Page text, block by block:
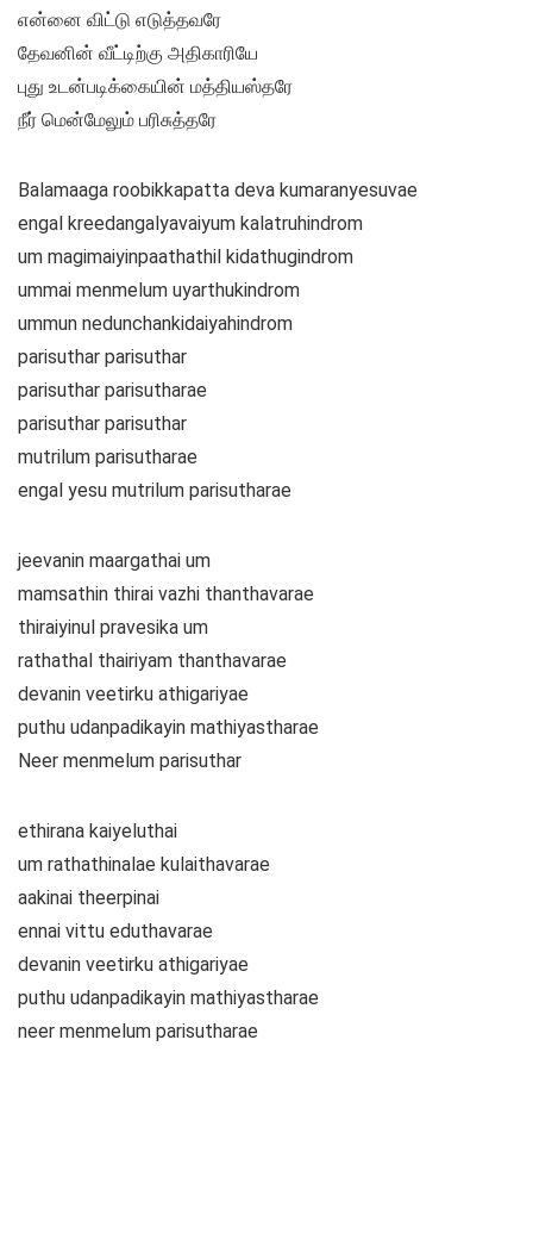
என்னை விட்டு எடுத்தவரே
தேவனின் வீட்டிற்கு அதிகாரியே
புது உடன்படிக்கையின் மத்தியஸ்தரே
நீர் மென்மேலும் பரிசுத்தரே
Balamaaga roobikkapatta deva kumaranyesuvae
engal kreedangalyavaiyum kalatruhindrom
um magimaiyinpaathathil kidathugindrom
ummai menmelum uyarthukindrom
ummun nedunchankidaiyahindrom
parisuthar parisuthar
parisuthar parisutharae
parisuthar parisuthar
mutrilum parisutharae
engal yesu mutrilum parisutharae
jeevanin maargathai um
mamsathin thirai vazhi thanthavarae
thiraiyinul pravesika um
rathathal thairiyam thanthavarae
devanin veetirku athigariyae
puthu udanpadikayin mathiyastharae
Neer menmelum parisuthar
ethirana kaiyeluthai
um rathathinalae kulaithavarae
aakinai theerpinai
ennai vittu eduthavarae
devanin veetirku athigariyae
puthu udanpadikayin mathiyastharae
neer menmelum parisutharae